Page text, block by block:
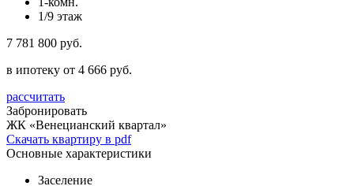
1/9 этаж
7 781 800 руб.
в ипотеку от 4 666 руб.
рассчитать
Забронировать
ЖК «Венецианский квартал»
Скачать квартиру в pdf
Основные характеристики
Заселение